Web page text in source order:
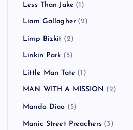
Less Than Jake (1)
Liam Gallagher (2)
Limp Bizkit (2)
Linkin Park (5)
Little Man Tate (1)
MAN WITH A MISSION (2)
Mando Diao (5)
Manic Street Preachers (3)